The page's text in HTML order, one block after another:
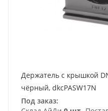
Держатель с крышкой
чёрный, dkcPASW17N
Под заказ: